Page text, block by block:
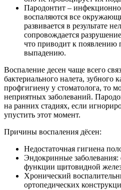
Пародонтит –
воспаляются все
развивается в результате
сопровождается
что приводит к появлению
выпадению.
Воспаление десен чаще всего
бактериального налета, зубного
профгигиену у стоматолога, то
неприятных заболеваний.
на ранних стадиях, если
упустить этот момент.
Причины воспаления дёсен:
Недостаточная гигиена
Эндокринные
функции щитовидной
Хронический
ортопедических